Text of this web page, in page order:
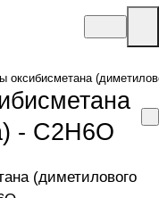
оксибисметана
- C2H6O